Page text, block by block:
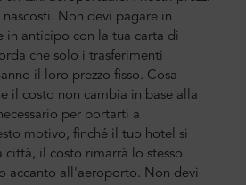
nascosti. Non devi pagare in
in anticipo con la tua carta di
che solo i trasferimenti
il loro prezzo fisso. Cosa
il costo non cambia in base alla
per portarti a
motivo, finché il tuo hotel si
il costo rimarrà lo stesso
accanto all'aeroporto. Non devi